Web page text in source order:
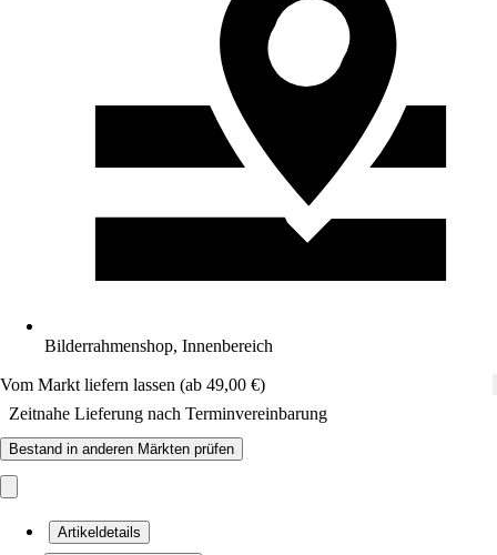
Bilderrahmenshop, Innenbereich
Vom Markt liefern lassen (ab 49,00 €)
Zeitnahe Lieferung nach Terminvereinbarung
Bestand in anderen Märkten prüfen
Artikeldetails